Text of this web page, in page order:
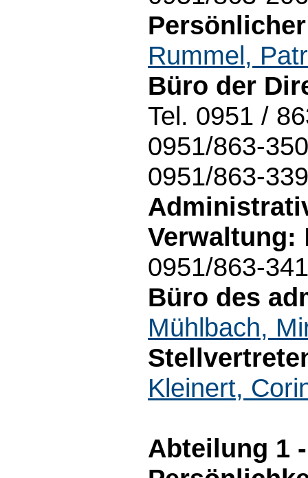
Rummel,
Büro der
Tel. 0951 /
0951/863-
0951/863-
Verwaltung:
0951/863-
Büro des
Mühlbach,
Kleinert,
Abteilung 1